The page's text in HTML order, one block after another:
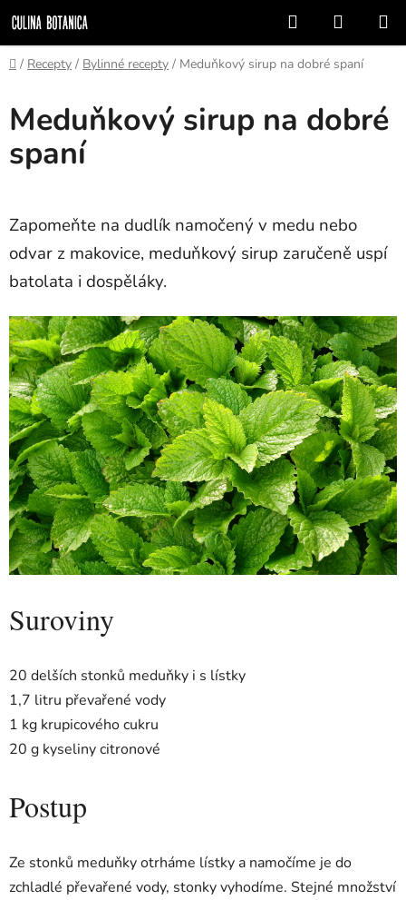
na
obsah
Hledat
KOŠÍK
Domů
/ Recepty / Bylinné recepty / Meduňkový sirup na dobré spaní
Meduňkový sirup na dobré
spaní
Zapomeňte na dudlík namočený v medu nebo
odvar z makovice, meduňkový sirup zaručeně uspí
batolata i dospěláky.
Suroviny
20 delších stonků meduňky i s lístky
1,7 litru převařené vody
1 kg krupicového cukru
20 g kyseliny citronové
Postup
Ze stonků meduňky otrháme lístky a namočíme je do
zchladlé převařené vody, stonky vyhodíme. Stejné množství